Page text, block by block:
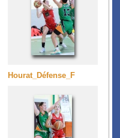
Hourat_Défense_F